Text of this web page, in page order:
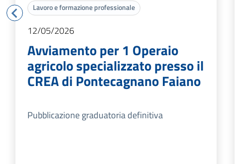
Lavoro e formazione professionale
12/05/2026
Avviamento per 1 Operaio
agricolo specializzato presso il
CREA di Pontecagnano Faiano
Pubblicazione graduatoria definitiva